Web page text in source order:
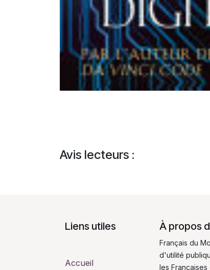
Avis lecteurs :
Liens utiles
Accueil
À propos
Français du
d'utilité
les Françaises